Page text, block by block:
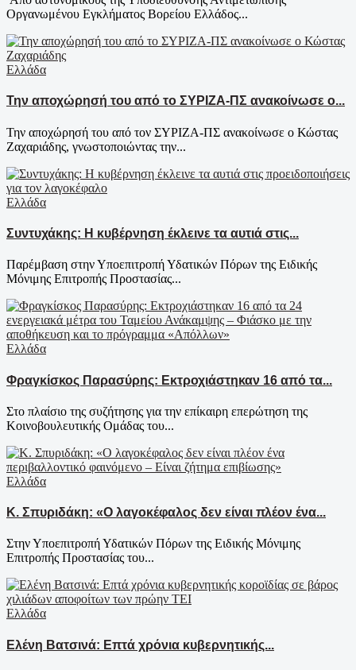
Οργανωμένου Εγκλήματος Βορείου Ελλάδος...
Ελλάδα
Την αποχώρησή του από το ΣΥΡΙΖΑ-ΠΣ ανακοίνωσε ο...
Την αποχώρησή του από τον ΣΥΡΙΖΑ-ΠΣ ανακοίνωσε ο Κώστας
Ζαχαριάδης, γνωστοποιώντας την...
Ελλάδα
Συντυχάκης: Η κυβέρνηση έκλεινε τα αυτιά στις...
Παρέμβαση στην Υποεπιτροπή Υδατικών Πόρων της Ειδικής
Μόνιμης Επιτροπής Προστασίας...
Ελλάδα
Φραγκίσκος Παρασύρης: Εκτροχιάστηκαν 16 από τα...
Στο πλαίσιο της συζήτησης για την επίκαιρη επερώτηση της
Κοινοβουλευτικής Ομάδας του...
Ελλάδα
Κ. Σπυριδάκη: «Ο λαγοκέφαλος δεν είναι πλέον ένα...
Στην Υποεπιτροπή Υδατικών Πόρων της Ειδικής Μόνιμης
Επιτροπής Προστασίας του...
Ελλάδα
Ελένη Βατσινά: Επτά χρόνια κυβερνητικής...